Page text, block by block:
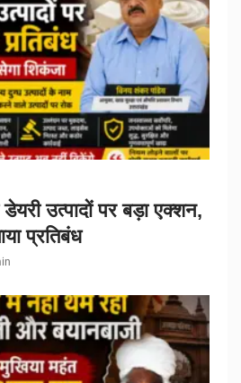
उत्पादों पर बड़ा एक्शन,
प्रतिबंध